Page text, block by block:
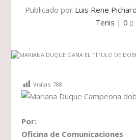
Publicado por Luis Rene
Tenis | 0
Visitas: 788
Por:
Oficina de Comunicaciones